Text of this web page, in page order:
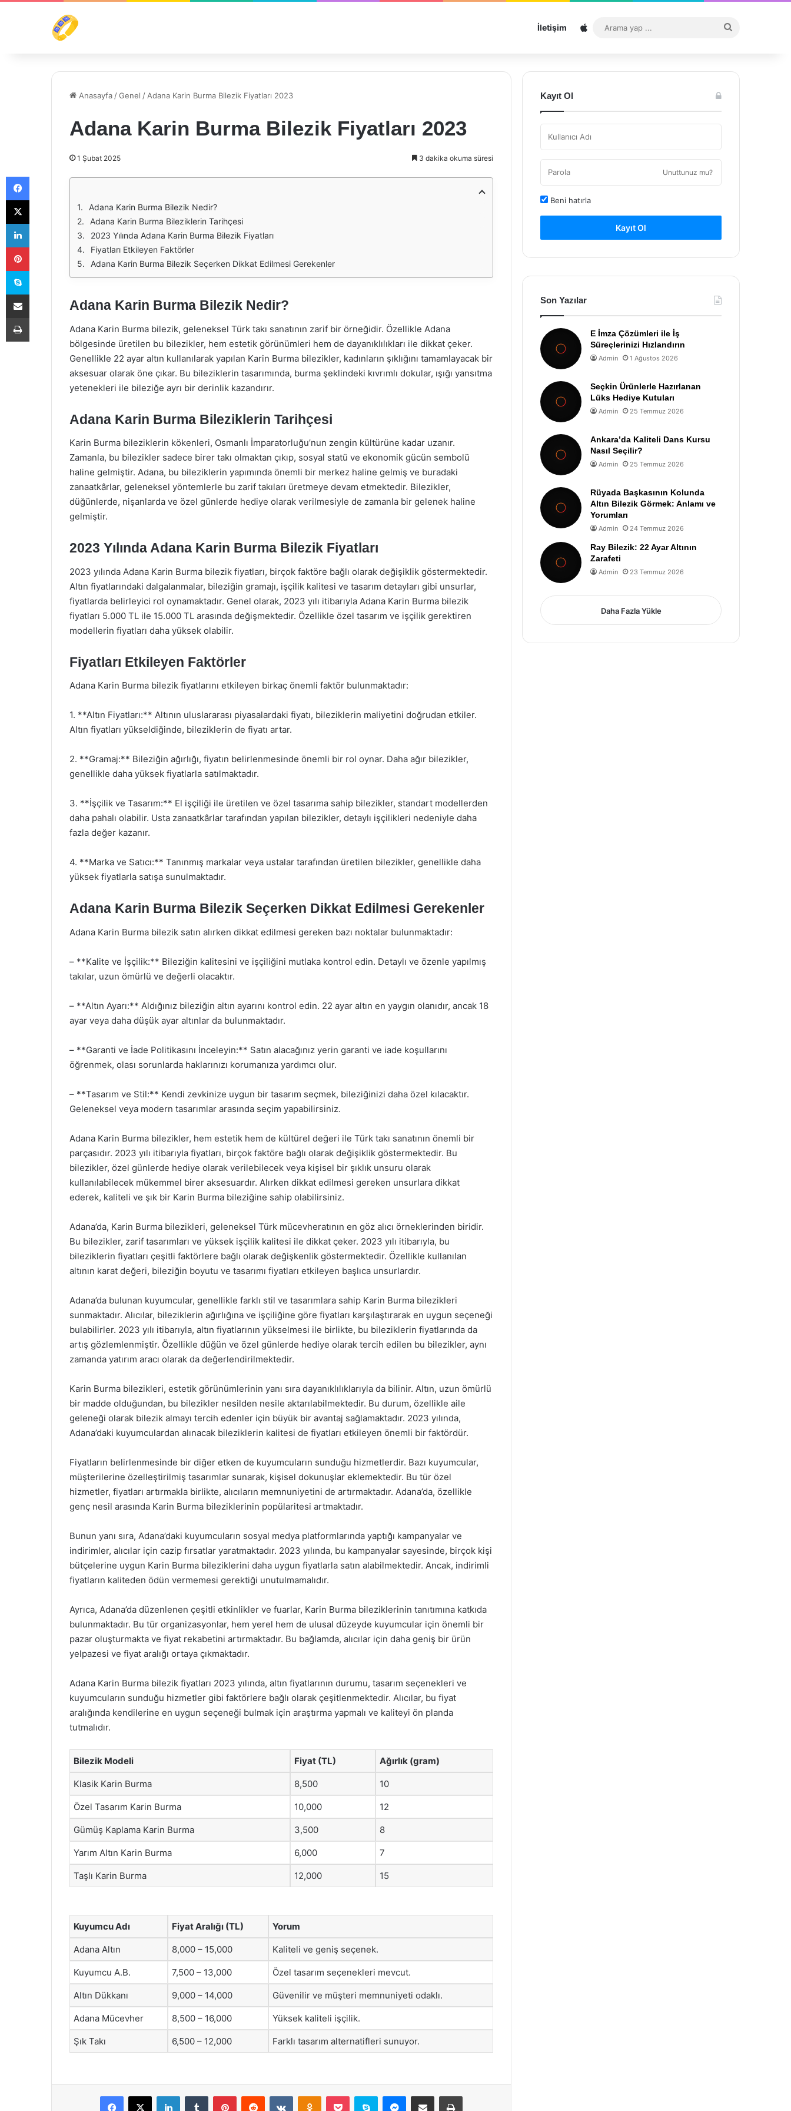
İletişim Sitemap
...
Anasayfa /Genel / Adana Karin Burma Bilezik Fiyatları 2023
Adana Karin Burma Bilezik Fiyatları 2023
1 Şubat 2025 3 dakika okuma süresi
Adana Karin Burma Bilezik Nedir?
Adana Karin Burma Bileziklerin Tarihçesi
2023 Yılında Adana Karin Burma Bilezik Fiyatları
Fiyatları Etkileyen Faktörler
Adana Karin Burma Bilezik Seçerken Dikkat Edilmesi Gerekenler
Adana Karin Burma Bilezik Nedir?
Adana Karin Burma bilezik, geleneksel Türk takı sanatının zarif bir örneğidir. Özellikle Adana
bölgesinde üretilen bu bilezikler, hem estetik görünümleri hem de dayanıklılıkları ile dikkat çeker.
Genellikle 22 ayar altın kullanılarak yapılan Karin Burma bilezikler, kadınların şıklığını tamamlayacak bir
aksesuar olarak öne çıkar. Bu bileziklerin tasarımında, burma şeklindeki kıvrımlı dokular, ışığı yansıtma
yetenekleri ile bileziğe ayrı bir derinlik kazandırır.
Adana Karin Burma Bileziklerin Tarihçesi
Karin Burma bileziklerin kökenleri, Osmanlı İmparatorluğu’nun zengin kültürüne kadar uzanır.
Zamanla, bu bilezikler sadece birer takı olmaktan çıkıp, sosyal statü ve ekonomik gücün sembolü
haline gelmiştir. Adana, bu bileziklerin yapımında önemli bir merkez haline gelmiş ve buradaki
zanaatkârlar, geleneksel yöntemlerle bu zarif takıları üretmeye devam etmektedir. Bilezikler,
düğünlerde, nişanlarda ve özel günlerde hediye olarak verilmesiyle de zamanla bir gelenek haline
gelmiştir.
2023 Yılında Adana Karin Burma Bilezik Fiyatları
2023 yılında Adana Karin Burma bilezik fiyatları, birçok faktöre bağlı olarak değişiklik göstermektedir.
Altın fiyatlarındaki dalgalanmalar, bileziğin gramajı, işçilik kalitesi ve tasarım detayları gibi unsurlar,
fiyatlarda belirleyici rol oynamaktadır. Genel olarak, 2023 yılı itibarıyla Adana Karin Burma bilezik
fiyatları 5.000 TL ile 15.000 TL arasında değişmektedir. Özellikle özel tasarım ve işçilik gerektiren
modellerin fiyatları daha yüksek olabilir.
Fiyatları Etkileyen Faktörler
Adana Karin Burma bilezik fiyatlarını etkileyen birkaç önemli faktör bulunmaktadır:
1. **Altın Fiyatları:** Altının uluslararası piyasalardaki fiyatı, bileziklerin maliyetini doğrudan etkiler.
Altın fiyatları yükseldiğinde, bileziklerin de fiyatı artar.
2. **Gramaj:** Bileziğin ağırlığı, fiyatın belirlenmesinde önemli bir rol oynar. Daha ağır bilezikler,
genellikle daha yüksek fiyatlarla satılmaktadır.
3. **İşçilik ve Tasarım:** El işçiliği ile üretilen ve özel tasarıma sahip bilezikler, standart modellerden
daha pahalı olabilir. Usta zanaatkârlar tarafından yapılan bilezikler, detaylı işçilikleri nedeniyle daha
fazla değer kazanır.
4. **Marka ve Satıcı:** Tanınmış markalar veya ustalar tarafından üretilen bilezikler, genellikle daha
yüksek fiyatlarla satışa sunulmaktadır.
Adana Karin Burma Bilezik Seçerken Dikkat Edilmesi Gerekenler
Adana Karin Burma bilezik satın alırken dikkat edilmesi gereken bazı noktalar bulunmaktadır:
– **Kalite ve İşçilik:** Bileziğin kalitesini ve işçiliğini mutlaka kontrol edin. Detaylı ve özenle yapılmış
takılar, uzun ömürlü ve değerli olacaktır.
– **Altın Ayarı:** Aldığınız bileziğin altın ayarını kontrol edin. 22 ayar altın en yaygın olanıdır, ancak 18
ayar veya daha düşük ayar altınlar da bulunmaktadır.
– **Garanti ve İade Politikasını İnceleyin:** Satın alacağınız yerin garanti ve iade koşullarını
öğrenmek, olası sorunlarda haklarınızı korumanıza yardımcı olur.
– **Tasarım ve Stil:** Kendi zevkinize uygun bir tasarım seçmek, bileziğinizi daha özel kılacaktır.
Geleneksel veya modern tasarımlar arasında seçim yapabilirsiniz.
Adana Karin Burma bilezikler, hem estetik hem de kültürel değeri ile Türk takı sanatının önemli bir
parçasıdır. 2023 yılı itibarıyla fiyatları, birçok faktöre bağlı olarak değişiklik göstermektedir. Bu
bilezikler, özel günlerde hediye olarak verilebilecek veya kişisel bir şıklık unsuru olarak
kullanılabilecek mükemmel birer aksesuardır. Alırken dikkat edilmesi gereken unsurlara dikkat
ederek, kaliteli ve şık bir Karin Burma bileziğine sahip olabilirsiniz.
Adana’da, Karin Burma bilezikleri, geleneksel Türk mücevheratının en göz alıcı örneklerinden biridir.
Bu bilezikler, zarif tasarımları ve yüksek işçilik kalitesi ile dikkat çeker. 2023 yılı itibarıyla, bu
bileziklerin fiyatları çeşitli faktörlere bağlı olarak değişkenlik göstermektedir. Özellikle kullanılan
altının karat değeri, bileziğin boyutu ve tasarımı fiyatları etkileyen başlıca unsurlardır.
Adana’da bulunan kuyumcular, genellikle farklı stil ve tasarımlara sahip Karin Burma bilezikleri
sunmaktadır. Alıcılar, bileziklerin ağırlığına ve işçiliğine göre fiyatları karşılaştırarak en uygun seçeneği
bulabilirler. 2023 yılı itibarıyla, altın fiyatlarının yükselmesi ile birlikte, bu bileziklerin fiyatlarında da
artış gözlemlenmiştir. Özellikle düğün ve özel günlerde hediye olarak tercih edilen bu bilezikler, aynı
zamanda yatırım aracı olarak da değerlendirilmektedir.
Karin Burma bilezikleri, estetik görünümlerinin yanı sıra dayanıklılıklarıyla da bilinir. Altın, uzun ömürlü
bir madde olduğundan, bu bilezikler nesilden nesile aktarılabilmektedir. Bu durum, özellikle aile
geleneği olarak bilezik almayı tercih edenler için büyük bir avantaj sağlamaktadır. 2023 yılında,
Adana’daki kuyumculardan alınacak bileziklerin kalitesi de fiyatları etkileyen önemli bir faktördür.
Fiyatların belirlenmesinde bir diğer etken de kuyumcuların sunduğu hizmetlerdir. Bazı kuyumcular,
müşterilerine özelleştirilmiş tasarımlar sunarak, kişisel dokunuşlar eklemektedir. Bu tür özel
hizmetler, fiyatları artırmakla birlikte, alıcıların memnuniyetini de artırmaktadır. Adana’da, özellikle
genç nesil arasında Karin Burma bileziklerinin popülaritesi artmaktadır.
Bunun yanı sıra, Adana’daki kuyumcuların sosyal medya platformlarında yaptığı kampanyalar ve
indirimler, alıcılar için cazip fırsatlar yaratmaktadır. 2023 yılında, bu kampanyalar sayesinde, birçok kişi
bütçelerine uygun Karin Burma bileziklerini daha uygun fiyatlarla satın alabilmektedir. Ancak, indirimli
fiyatların kaliteden ödün vermemesi gerektiği unutulmamalıdır.
Ayrıca, Adana’da düzenlenen çeşitli etkinlikler ve fuarlar, Karin Burma bileziklerinin tanıtımına katkıda
bulunmaktadır. Bu tür organizasyonlar, hem yerel hem de ulusal düzeyde kuyumcular için önemli bir
pazar oluşturmakta ve fiyat rekabetini artırmaktadır. Bu bağlamda, alıcılar için daha geniş bir ürün
yelpazesi ve fiyat aralığı ortaya çıkmaktadır.
Adana Karin Burma bilezik fiyatları 2023 yılında, altın fiyatlarının durumu, tasarım seçenekleri ve
kuyumcuların sunduğu hizmetler gibi faktörlere bağlı olarak çeşitlenmektedir. Alıcılar, bu fiyat
aralığında kendilerine en uygun seçeneği bulmak için araştırma yapmalı ve kaliteyi ön planda
tutmalıdır.
Bilezik Modeli Fiyat (TL) Ağırlık (gram)
Klasik Karin Burma 8,500 10
Özel Tasarım Karin Burma 10,000 12
Gümüş Kaplama Karin Burma 3,500 8
Yarım Altın Karin Burma 6,000 7
Taşlı Karin Burma 12,000 15
Kuyumcu Adı Fiyat Aralığı (TL) Yorum
Adana Altın 8,000 – 15,000 Kaliteli ve geniş seçenek.
Kuyumcu A.B. 7,500 – 13,000 Özel tasarım seçenekleri mevcut.
Altın Dükkanı 9,000 – 14,000 Güvenilir ve müşteri memnuniyeti odaklı.
Adana Mücevher 8,500 – 16,000 Yüksek kaliteli işçilik.
Şık Takı 6,500 – 12,000 Farklı tasarım alternatifleri sunuyor.
Facebook
X LinkedInTumblr PinterestReddit VKontakteOdnoklassniki
Pocket Skype Messenger
E-Posta ile paylaş Yazdır
Kayıt Ol
Unuttunuz mu?
Beni hatırla
Kayıt Ol
Son Yazılar
E İmza Çözümleri ile İş
Süreçlerinizi Hızlandırın
Admin 1 Ağustos 2026
Seçkin Ürünlerle Hazırlanan
Lüks Hediye Kutuları
Admin 25 Temmuz 2026
Ankara’da Kaliteli Dans Kursu
Nasıl Seçilir?
Admin 25 Temmuz 2026
Rüyada Başkasının Kolunda
Altın Bilezik Görmek: Anlamı ve
Yorumları
Admin 24 Temmuz 2026
Ray Bilezik: 22 Ayar Altının
Zarafeti
Admin 23 Temmuz 2026
Daha Fazla Yükle
Facebook
X
LinkedIn
Pinterest
Skype
E-Posta ile paylaş